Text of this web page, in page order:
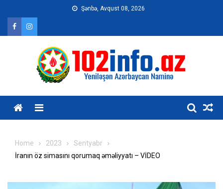
content
Şənbə, Avqust 08, 2026
Home 2023
Sentyabr
İranın öz simasını qorumaq əməliyyatı – VİDEO